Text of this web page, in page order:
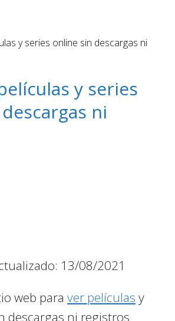
y series online sin descargas ni
y series
ni
13/08/2021
web para ver películas y
descargas ni registros